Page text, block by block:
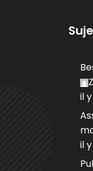
il
il